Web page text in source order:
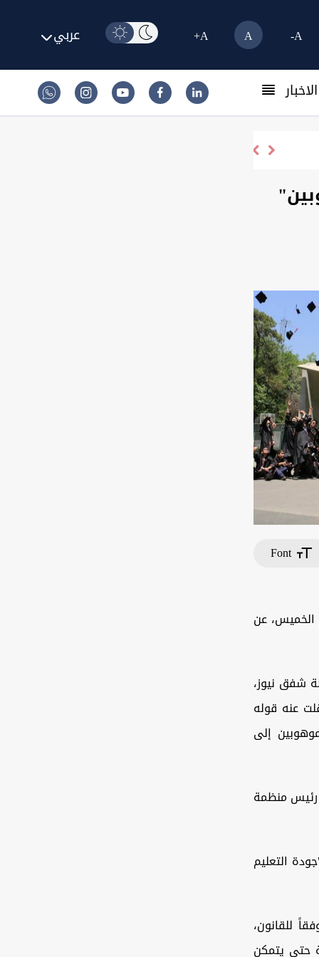
A-
A
A+ عربي
Font
الخميس، عن
شفق نيوز،
عنه قوله
إلى
رئيس منظمة
التعليم
للقانون،
حتى يتمكن